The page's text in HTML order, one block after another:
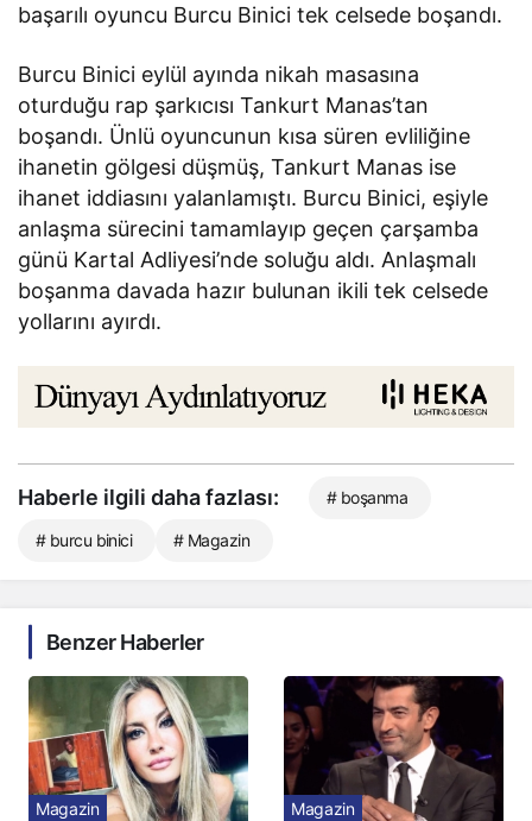
başarılı oyuncu Burcu Binici tek celsede boşandı.
Burcu Binici eylül ayında nikah masasına
oturduğu rap şarkıcısı Tankurt Manas’tan
boşandı. Ünlü oyuncunun kısa süren evliliğine
ihanetin gölgesi düşmüş, Tankurt Manas ise
ihanet iddiasını yalanlamıştı. Burcu Binici, eşiyle
anlaşma sürecini tamamlayıp geçen çarşamba
günü Kartal Adliyesi’nde soluğu aldı. Anlaşmalı
boşanma davada hazır bulunan ikili tek celsede
yollarını ayırdı.
Haberle ilgili daha fazlası: # boşanma
# burcu binici # Magazin
Benzer Haberler
Magazin Magazin